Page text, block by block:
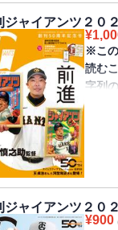
タン
ジャイアンツ２０
¥
※こ
読む
字列
スタ
り】
ジャイアンツ２０
¥900